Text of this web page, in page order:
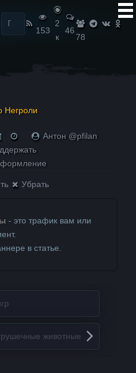
Найти:
153
2
к
46
78
Негроли
Антон @pfilan
Убрать
- это трафик вам или
в статье.
животные